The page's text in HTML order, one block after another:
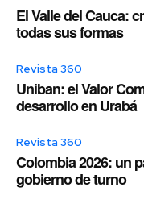
El Valle del Cauca:
todas sus formas
Revista 360
Uniban: el Valor
desarrollo en Urabá
Revista 360
Colombia 2026: un
gobierno de turno